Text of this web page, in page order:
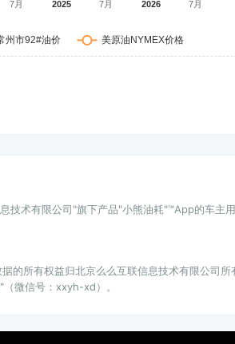
技术有限公司"旗下产品"小熊油耗"™App的车主
的所有权益归北京么么互联信息技术有限公司
微信号：xxyh-xd）。